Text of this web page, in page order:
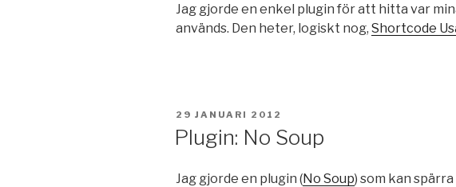
Jag gjorde en enkel plugin för att hitta var
används. Den heter, logiskt nog, Shortcode
PUBLICERAT
29 JANUARI 2012
Plugin: No Soup
Jag gjorde en plugin (No Soup) som kan